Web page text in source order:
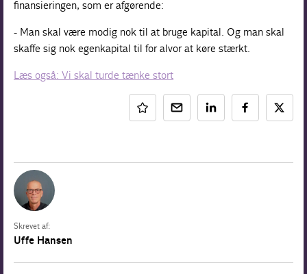
finansieringen, som er afgørende:
- Man skal være modig nok til at bruge kapital. Og man skal
skaffe sig nok egenkapital til for alvor at køre stærkt.
Læs også: Vi skal turde tænke stort
Skrevet af:
Uffe Hansen